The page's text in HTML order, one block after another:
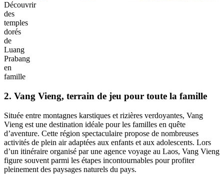
Découvrir
des
temples
dorés
de
Luang
Prabang
en
famille
2. Vang Vieng, terrain de jeu pour toute la famille
Située entre montagnes karstiques et rizières verdoyantes, Vang
Vieng est une destination idéale pour les familles en quête
d’aventure. Cette région spectaculaire propose de nombreuses
activités de plein air adaptées aux enfants et aux adolescents. Lors
d’un itinéraire organisé par une agence voyage au Laos, Vang Vieng
figure souvent parmi les étapes incontournables pour profiter
pleinement des paysages naturels du pays.